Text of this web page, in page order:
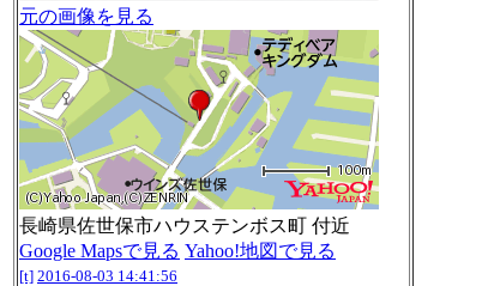
元の画像を見る
長崎県佐世保市ハウステンボス町 付近
Google Mapsで見る Yahoo!地図で見る
[t] 2016-08-03 14:41:56